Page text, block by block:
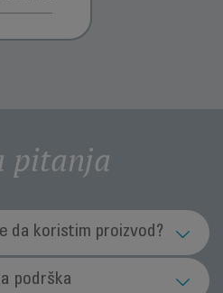
pitanja
da koristim proizvod?
koristim proizvode za
podrška